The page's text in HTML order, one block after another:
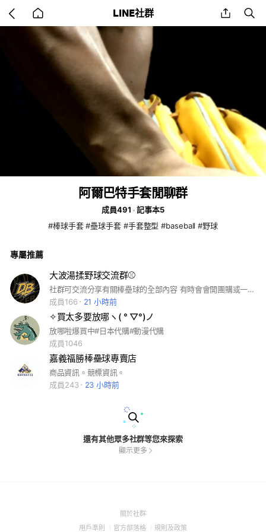
back
to
home
LINE社群 share
阿爾巴特手套閒聊群
成員491
記事本5
#棒球手套 #壘球手套 #手套整型 #baseball #野球
專屬推薦
大波湯揉野球交流群⚾️
社群可交流分享有關棒壘球的全部內容 有時會會開團購或一些球具讓大家購買 𝑫𝑨𝑩𝑶 | 𝑷𝑳𝑨𝒀 𝑯𝑨𝑹𝑫. 𝑩𝑹𝑬𝑨𝑲 𝑳𝑰𝑴𝑰𝑻𝑺. 「盡情拚搏，超越極限」 ·DB品牌創辦人 ·湯揉/熱整/保養/換線/牛油膠補充/訂製手套 ·地點：嘉義市西區仁愛路210號2樓 預約/寄件
成員166
21 小時前
✧買太多要放哪ヽ( ° ▽°)ノ
放哪啦爆買中#日本代購#動漫代購
成員1046
嘉義福勝棒壘球專賣店
商品資訊。競標資訊。
成員243
23 小時前
還有其他眾多社群等您來探索
顯示更多
關於社群(Open
用戶準則 (Open
官方部落格 (Open
規則及政策(Open